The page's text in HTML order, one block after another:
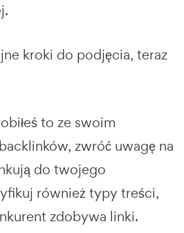
kroki do podjęcia, teraz
to ze swoim
zwróć uwagę na
do twojego
również typy treści,
zdobywa linki.